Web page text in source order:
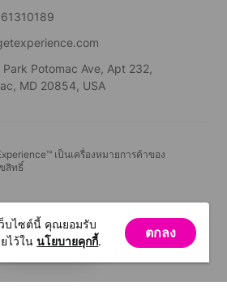
ตัวกรอง
Park Potomac Ave, Apt 232,
MD 20854, USA
เป็นเครื่องหมายการค้าของ
สิทธิ์
บไซต์นี้ คุณยอมรับ
ไว้ในนโยบายคุกกี้.
ตกลง